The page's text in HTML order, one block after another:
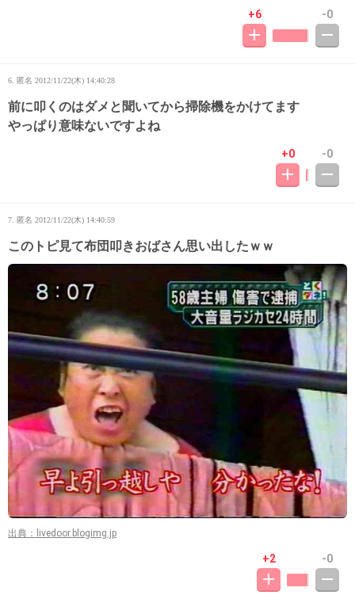
+6 -0
6. 匿名 2012/11/22(木) 14:40:28
前に叩くのはダメと聞いてから掃除機をかけてます
やっぱり意味ないですよね
+0 -0
7. 匿名 2012/11/22(木) 14:40:59
このトピ見て布団叩きおばさん思い出したｗｗ
出典：livedoor.blogimg.jp
+2 -0